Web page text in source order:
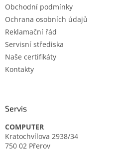
Obchodní podmínky
Ochrana osobních údajů
Reklamační řád
Servisní střediska
Naše certifikáty
Kontakty
Servis
COMPUTER
Kratochvílova 2938/34
750 02 Přerov